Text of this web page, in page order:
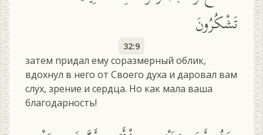
تَشْكُرُونَ
32:9
затем придал ему соразмерный облик,
вдохнул в него от Своего духа и даровал вам
слух, зрение и сердца. Но как мала ваша
благодарность!